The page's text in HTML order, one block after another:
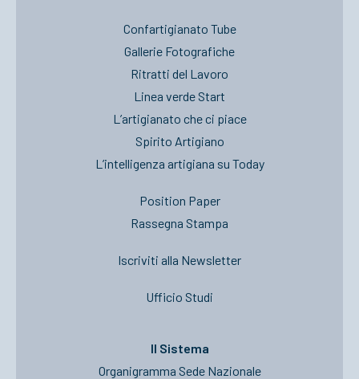
Confartigianato Tube
Gallerie Fotografiche
Ritratti del Lavoro
Linea verde Start
L’artigianato che ci piace
Spirito Artigiano
L’intelligenza artigiana su Today
Position Paper
Rassegna Stampa
Iscriviti alla Newsletter
Ufficio Studi
Il Sistema
Organigramma Sede Nazionale